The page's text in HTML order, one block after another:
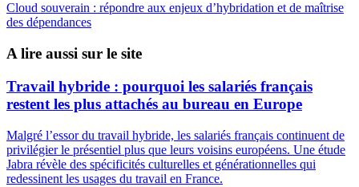
Cloud souverain : répondre aux enjeux d’hybridation et de maîtrise
des dépendances
A lire aussi sur le site
Travail hybride : pourquoi les salariés français
restent les plus attachés au bureau en Europe
Malgré l’essor du travail hybride, les salariés français continuent de
privilégier le présentiel plus que leurs voisins européens. Une étude
Jabra révèle des spécificités culturelles et générationnelles qui
redessinent les usages du travail en France.